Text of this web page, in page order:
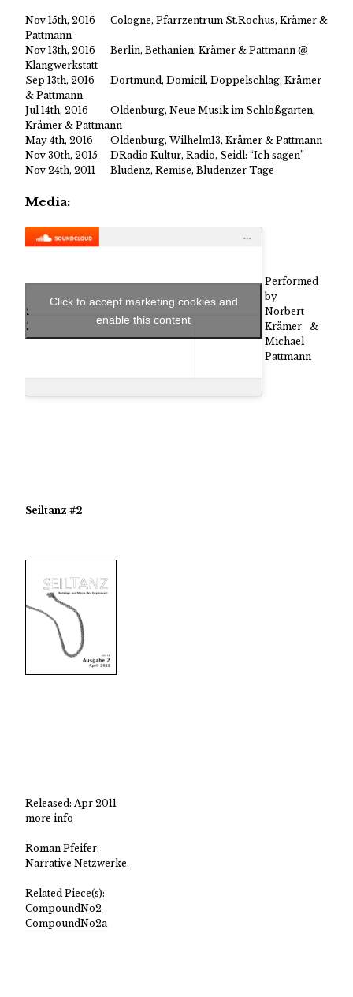
Nov 15th, 2016
Cologne, Pfarrzentrum St.Rochus, Krämer &
Pattmann
Nov 13th, 2016
Berlin, Bethanien, Krämer & Pattmann @
Klangwerkstatt
Sep 13th, 2016
Dortmund, Domicil, Doppelschlag, Krämer
& Pattmann
Jul 14th, 2016
Oldenburg, Neue Musik im Schloßgarten,
Krämer & Pattmann
May 4th, 2016
Oldenburg, Wilhelm13, Krämer & Pattmann
Nov 30th, 2015
DRadio Kultur, Radio, Seidl: “Ich sagen”
Nov 24th, 2011
Bludenz, Remise, Bludenzer Tage
Media:
AIR
TV
Performed
by
Norbert
Krämer &
Michael
Pattmann
Click to accept marketing cookies and
enable this content
Seiltanz #2
Released: Apr 2011
more info
Roman Pfeifer:
Narrative Netzwerke.
Related Piece(s):
CompoundNo2
CompoundNo2a